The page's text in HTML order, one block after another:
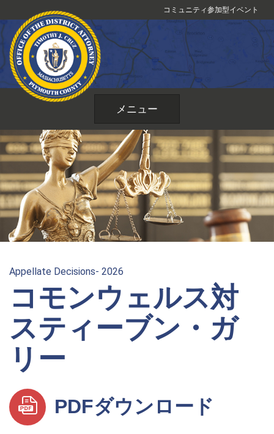
ン
テ
ツ
プ
コミュニティ参加型イベント
メニュー
Appellate Decisions- 2026
コモンウェルス対
スティーブン・ガ
リー
PDFダウンロード